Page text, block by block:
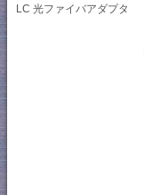
LC 光ファイバアダプタ